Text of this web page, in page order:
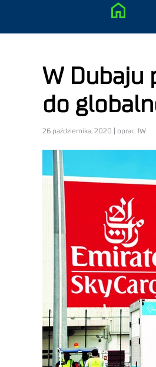
W Dubaju
do
26 października, 2020 | oprac. IW